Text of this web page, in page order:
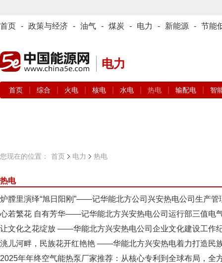
首页 - 政策与经济 - 油气 - 煤炭 - 电力 - 新能源 - 节能
电力
首页 综合 火电 核电 水电 热电 输配电 智
您现在的位置： 首页 电力 热电
热电
炉膛里演绎“旭日阳刚”——记华能北方公司兴安热电公司生产管
心若繁花 自有芳华——记华能北方兴安热电公司运行部三值电
让文化之花绽放 ——华能北方兴安热电公司企业文化建设工作
洮儿河畔，民族花开红艳艳 ——华能北方兴安热电着力打造民族团结
2025年年终空气能热泵厂家推荐：从核心专利到全球布局，全方